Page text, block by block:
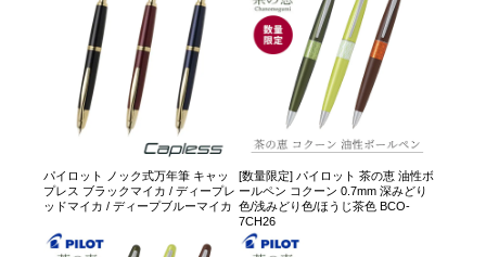
パイロット ノック式万年筆 キャッ
プレス ブラックマイカ / ディープレ
ッドマイカ / ディープブルーマイカ
[数量限定] パイロット 茶の恵 油性ボ
ールペン コクーン 0.7mm 深みどり
色/浅みどり色/ほうじ茶色 BCO-
7CH26